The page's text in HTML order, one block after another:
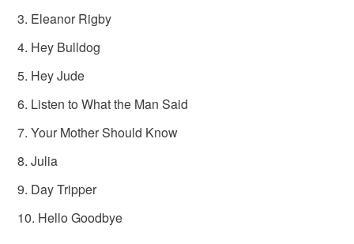
3. Eleanor Rigby
4. Hey Bulldog
5. Hey Jude
6. Listen to What the Man Said
7. Your Mother Should Know
8. Julia
9. Day Tripper
10. Hello Goodbye